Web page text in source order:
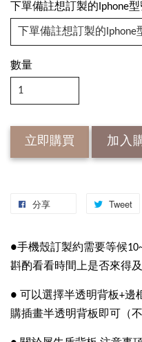
下單備註想訂製的Iphone型
數量
立即購買 加入
分享 Tweet
●手機殼訂製約需要等候
斟酌看看時間上是否來得及
● 可以選擇半透明背板+邊
購插畫半透明背板即可（不